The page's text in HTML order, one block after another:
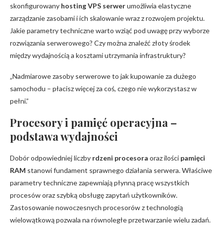
skonfigurowany hosting VPS serwerumożliwia elastyczne
zarządzanie zasobami i ich skalowanie wraz z rozwojem projektu.
Jakie parametry techniczne warto wziąć pod uwagę przy wyborze
rozwiązania serwerowego? Czy można znaleźć złoty środek
między wydajnością a kosztami utrzymania infrastruktury?
„Nadmiarowe zasoby serwerowe to jak kupowanie za dużego
samochodu – płacisz więcej za coś, czego nie wykorzystasz w
pełni.”
Procesory i pamięć operacyjna –
podstawa wydajności
Dobór odpowiedniej liczby rdzeni procesora oraz ilości pamięci
RAM stanowi fundament sprawnego działania serwera. Właściwe
parametry techniczne zapewniają płynną pracę wszystkich
procesów oraz szybką obsługę zapytań użytkowników.
Zastosowanie nowoczesnych procesorów z technologią
wielowątkową pozwala na równoległe przetwarzanie wielu zadań.